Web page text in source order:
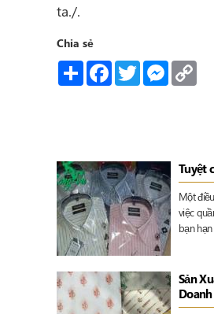
ta./.
Chia sẻ
Share FacebookTwitterMessenger
Tuyệt
Một
việc
bạn
Sản